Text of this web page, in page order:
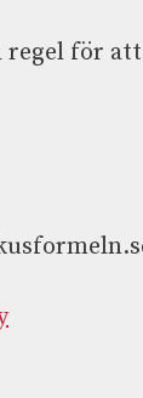
regel för